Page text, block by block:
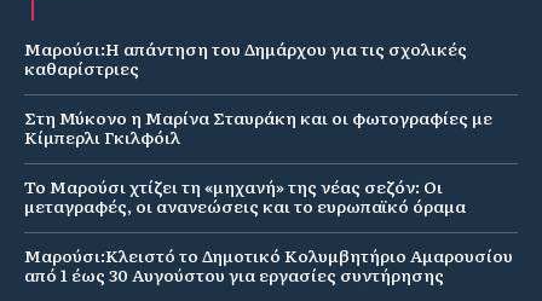
Μαρούσι:Η απάντηση του Δημάρχου για τις σχολικές
καθαρίστριες
Στη Μύκονο η Μαρίνα Σταυράκη και οι φωτογραφίες με
Κίμπερλι Γκιλφόιλ
Το Μαρούσι χτίζει τη «μηχανή» της νέας σεζόν: Οι
μεταγραφές, οι ανανεώσεις και το ευρωπαϊκό όραμα
Μαρούσι:Κλειστό το Δημοτικό Κολυμβητήριο Αμαρουσίου
από 1 έως 30 Αυγούστου για εργασίες συντήρησης